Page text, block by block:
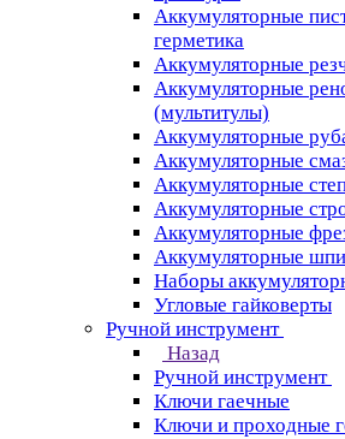
Аккумуляторные
герметика
Аккумуляторные
Аккумуляторные
(мультитулы)
Аккумуляторные
Аккумуляторные
Аккумуляторные
Аккумуляторные
Аккумуляторные
Аккумуляторные
Наборы
Угловые гайковерты
Ручной инструмент
Назад
Ручной инструмент
Ключи гаечные
Ключи и проходные